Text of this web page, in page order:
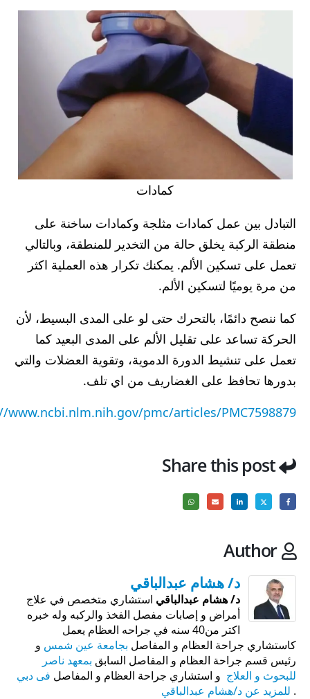
كمادات
التبادل بين عمل كمادات مثلجة وكمادات ساخنة على
منطقة الركبة يخلق حالة من التخدير للمنطقة، وبالتالي
تعمل على تسكين الألم. يمكنك تكرار هذه العملية اكثر
من مرة يوميًا لتسكين الألم.
كما ننصح دائمًا، بالتحرك حتى لو على المدى البسيط، لأن
الحركة تساعد على تقليل الألم على المدى البعيد كما
تعمل على تنشيط الدورة الدموية، وتقوية العضلات والتي
بدورها تحافظ على الغضاريف من اي تلف.
www.ncbi.nlm.nih.gov/pmc/articles/PMC7598879/
Share this post
Author
د/ هشام عبدالباقي
د/ هشام عبدالباقي استشاري متخصص في علاج
أمراض و إصابات مفصل الفخذ والركبه وله خبره
اكتر من40 سنه في جراحه العظام يعمل
كاستشاري جراحة العظام و المفاصل بجامعة عين شمس و
رئيس قسم جراحة العظام و المفاصل السابق بمعهد ناصر
للبحوث و العلاج و استشاري جراحة العظام و المفاصل فى دبي
. للمزيد عن د/هشام عبدالباقي